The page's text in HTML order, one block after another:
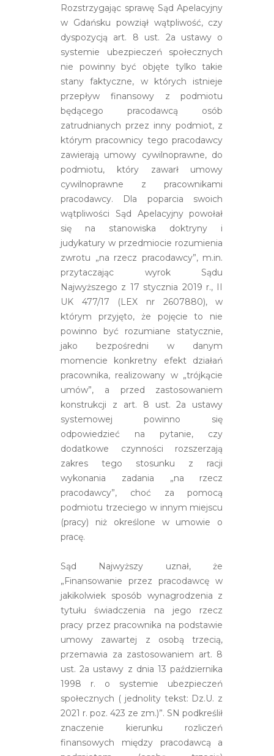
Rozstrzygając sprawę Sąd Apelacyjny
w Gdańsku powziął wątpliwość, czy
dyspozycją art. 8 ust. 2a ustawy o
systemie ubezpieczeń społecznych
nie powinny być objęte tylko takie
stany faktyczne, w których istnieje
przepływ finansowy z podmiotu
będącego pracodawcą osób
zatrudnianych przez inny podmiot, z
którym pracownicy tego pracodawcy
zawierają umowy cywilnoprawne, do
podmiotu, który zawarł umowy
cywilnoprawne z pracownikami
pracodawcy. Dla poparcia swoich
wątpliwości Sąd Apelacyjny powołał
się na stanowiska doktryny i
judykatury w przedmiocie rozumienia
zwrotu „na rzecz pracodawcy”, m.in.
przytaczając wyrok Sądu
Najwyższego z 17 stycznia 2019 r., II
UK 477/17 (LEX nr 2607880), w
którym przyjęto, że pojęcie to nie
powinno być rozumiane statycznie,
jako bezpośredni w danym
momencie konkretny efekt działań
pracownika, realizowany w „trójkącie
umów”, a przed zastosowaniem
konstrukcji z art. 8 ust. 2a ustawy
systemowej powinno się
odpowiedzieć na pytanie, czy
dodatkowe czynności rozszerzają
zakres tego stosunku z racji
wykonania zadania „na rzecz
pracodawcy”, choć za pomocą
podmiotu trzeciego w innym miejscu
(pracy) niż określone w umowie o
pracę.
Sąd Najwyższy uznał, że
„Finansowanie przez pracodawcę w
jakikolwiek sposób wynagrodzenia z
tytułu świadczenia na jego rzecz
pracy przez pracownika na podstawie
umowy zawartej z osobą trzecią,
przemawia za zastosowaniem art. 8
ust. 2a ustawy z dnia 13 października
1998 r. o systemie ubezpieczeń
społecznych ( jednolity tekst: Dz.U. z
2021 r. poz. 423 ze zm.)”. SN podkreślił
znaczenie kierunku rozliczeń
finansowych między pracodawcą a